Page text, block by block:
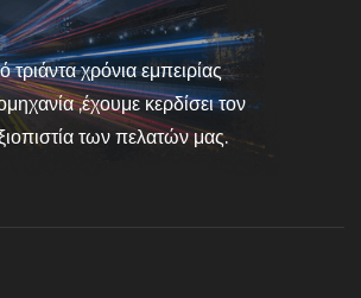
χρόνια εμπειρίας
,έχουμε κερδίσει τον
των πελατών μας.